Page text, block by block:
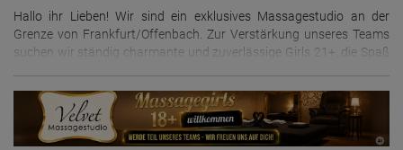
Hallo ihr Lieben! Wir sind ein exklusives Massagestudio an der
Grenze von Frankfurt/Offenbach. Zur Verstärkung unseres Teams
suchen wir ständig charmante und zuverlässige Girls 21+, die Spaß
Genuss zu bereiten. Wir bieten dir ein gepflegtes, lockeres und
familiäres Arbeitsumfeld, nach Deinen Wünschen angepasste
Arbeitszeiten, sowie eine sehr faire Vergütung. An dieser Stelle
betonen wir, dass all deine Extras dir zu 100% gehören! Wenn Du